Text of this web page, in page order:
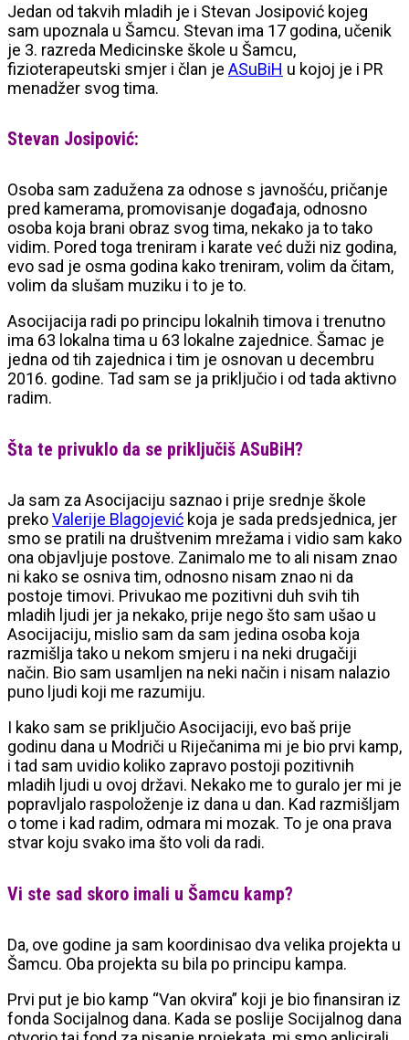
Jedan od takvih mladih je i Stevan Josipović kojeg
sam upoznala u Šamcu. Stevan ima 17 godina, učenik
je 3. razreda Medicinske škole u Šamcu,
fizioterapeutski smjer i član je ASuBiH u kojoj je i PR
menadžer svog tima.
Stevan Josipović:
Osoba sam zadužena za odnose s javnošću, pričanje
pred kamerama, promovisanje događaja, odnosno
osoba koja brani obraz svog tima, nekako ja to tako
vidim. Pored toga treniram i karate već duži niz godina,
evo sad je osma godina kako treniram, volim da čitam,
volim da slušam muziku i to je to.
Asocijacija radi po principu lokalnih timova i trenutno
ima 63 lokalna tima u 63 lokalne zajednice. Šamac je
jedna od tih zajednica i tim je osnovan u decembru
2016. godine. Tad sam se ja priključio i od tada aktivno
radim.
Šta te privuklo da se priključiš ASuBiH?
Ja sam za Asocijaciju saznao i prije srednje škole
prekoValerije Blagojević koja je sada predsjednica, jer
smo se pratili na društvenim mrežama i vidio sam kako
ona objavljuje postove. Zanimalo me to ali nisam znao
ni kako se osniva tim, odnosno nisam znao ni da
postoje timovi. Privukao me pozitivni duh svih tih
mladih ljudi jer ja nekako, prije nego što sam ušao u
Asocijaciju, mislio sam da sam jedina osoba koja
razmišlja tako u nekom smjeru i na neki drugačiji
način. Bio sam usamljen na neki način i nisam nalazio
puno ljudi koji me razumiju.
I kako sam se priključio Asocijaciji, evo baš prije
godinu dana u Modriči u Riječanima mi je bio prvi kamp,
i tad sam uvidio koliko zapravo postoji pozitivnih
mladih ljudi u ovoj državi. Nekako me to guralo jer mi je
popravljalo raspoloženje iz dana u dan. Kad razmišljam
o tome i kad radim, odmara mi mozak. To je ona prava
stvar koju svako ima što voli da radi.
Vi ste sad skoro imali u Šamcu kamp?
Da, ove godine ja sam koordinisao dva velika projekta u
Šamcu. Oba projekta su bila po principu kampa.
Prvi put je bio kamp “Van okvira” koji je bio finansiran iz
fonda Socijalnog dana. Kada se poslije Socijalnog dana